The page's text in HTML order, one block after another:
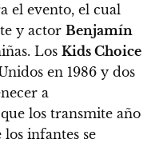
el evento, el cual
y actor Benjamín
Los Kids Choice
en 1986 y dos
a
los transmite año
infantes se